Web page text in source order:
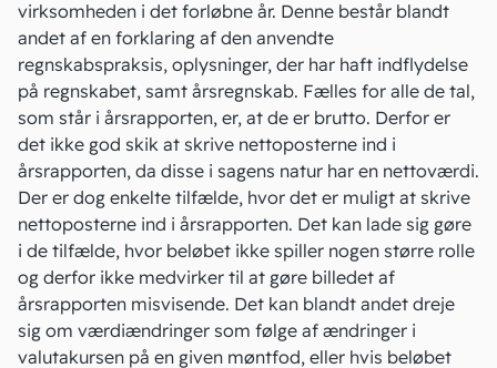
virksomheden i det forløbne år. Denne består blandt
andet af en forklaring af den anvendte
regnskabspraksis, oplysninger, der har haft indflydelse
på regnskabet, samt årsregnskab. Fælles for alle de tal,
som står i årsrapporten, er, at de er brutto. Derfor er
det ikke god skik at skrive nettoposterne ind i
årsrapporten, da disse i sagens natur har en nettoværdi.
Der er dog enkelte tilfælde, hvor det er muligt at skrive
nettoposterne ind i årsrapporten. Det kan lade sig gøre
i de tilfælde, hvor beløbet ikke spiller nogen større rolle
og derfor ikke medvirker til at gøre billedet af
årsrapporten misvisende. Det kan blandt andet dreje
sig om værdiændringer som følge af ændringer i
valutakursen på en given møntfod, eller hvis beløbet